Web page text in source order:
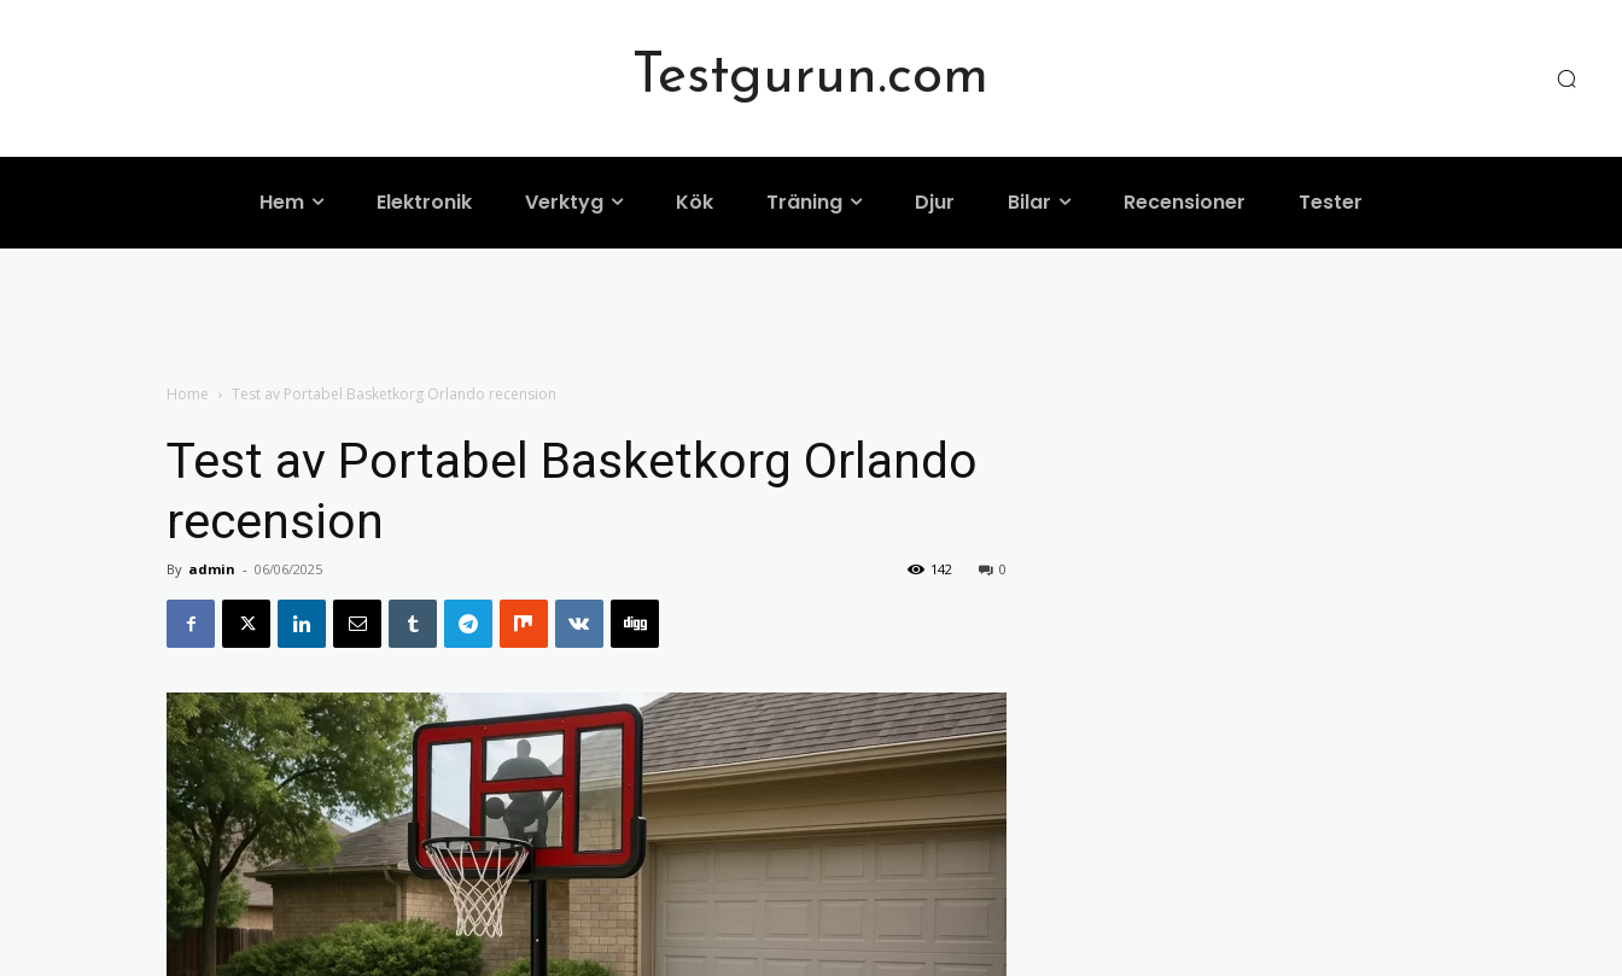
Testgurun.com
Hem Elektronik Verktyg Kök Träning Djur Bilar Recensioner Tester
Home Test av Portabel Basketkorg Orlando recension
Test av Portabel Basketkorg Orlando
recension
By admin - 06/06/2025 0
142